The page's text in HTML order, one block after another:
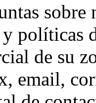
políticas
de su
email,